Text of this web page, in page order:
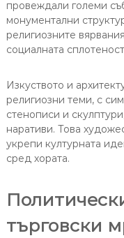
провеждали големи
монументални
религиозните
социалната
Изкуството и
религиозни теми, с
стенописи и
наративи. Това
укрепи културната
сред хората.
търговски